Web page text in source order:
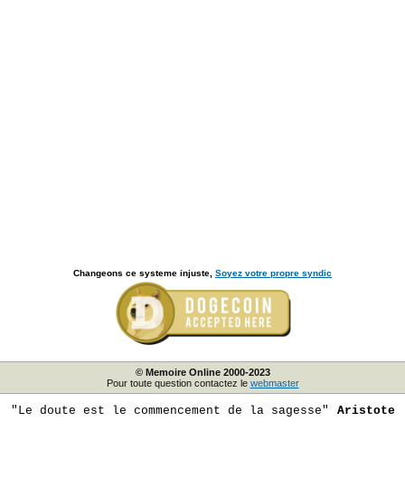
Changeons ce systeme injuste, Soyez votre propre syndic
© Memoire Online 2000-2023
Pour toute question contactez le webmaster
"Le doute est le commencement de la sagesse" Aristote